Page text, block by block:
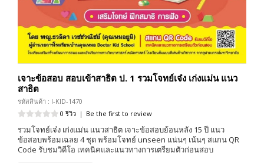
เจาะข้อสอบ สอบเข้าสาธิต ป. 1 รวมโจทย์เจ๋ง เก่งแม่น แนว
สาธิต
รหัสสินค้า : I-KID-1470
0 รีวิว | Be the first to review
รวมโจทย์เจ๋ง เก่งแม่น แนวสาธิต เจาะข้อสอบย้อนหลัง 15 ปี แนว
ข้อสอบพร้อมเฉลย 4 ชุด พร้อมโจทย์ unseen แน่นๆ เน้นๆ สแกน QR
Code รับชมวิดีโอ เทคนิคและเเนวทางการเตรียมตัวก่อนสอบ